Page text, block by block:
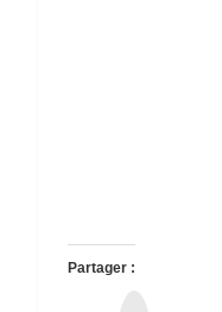
Partager :